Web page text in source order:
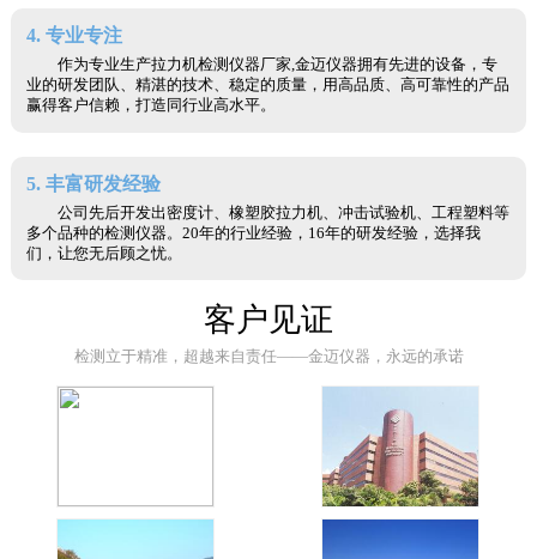
4. 专业专注
作为专业生产拉力机检测仪器厂家,金迈仪器拥有先进的设备，专
业的研发团队、精湛的技术、稳定的质量，用高品质、高可靠性的产品
赢得客户信赖，打造同行业高水平。
5. 丰富研发经验
公司先后开发出密度计、橡塑胶拉力机、冲击试验机、工程塑料等
多个品种的检测仪器。20年的行业经验，16年的研发经验，选择我
们，让您无后顾之忧。
客户见证
检测立于精准，超越来自责任——金迈仪器，永远的承诺